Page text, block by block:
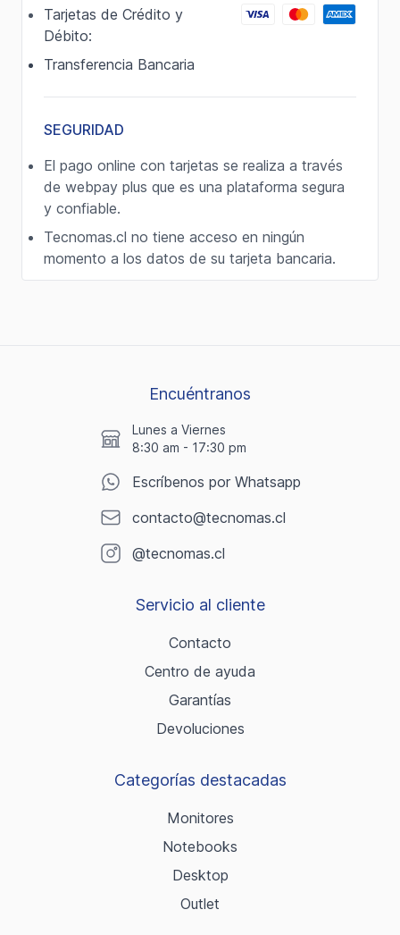
Tarjetas de Crédito y
Débito:
Transferencia Bancaria
SEGURIDAD
El pago online con tarjetas se realiza a través
de webpay plus que es una plataforma segura
y confiable.
Tecnomas.cl no tiene acceso en ningún
momento a los datos de su tarjeta bancaria.
Encuéntranos
Lunes a Viernes
8:30 am - 17:30 pm
Escríbenos por Whatsapp
contacto@tecnomas.cl
@tecnomas.cl
Servicio al cliente
Contacto
Centro de ayuda
Garantías
Devoluciones
Categorías destacadas
Monitores
Notebooks
Desktop
Outlet